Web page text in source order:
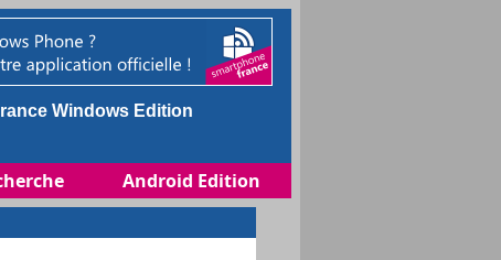
Windows Edition
Android Edition